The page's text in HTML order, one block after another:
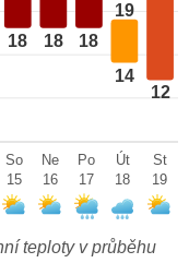
18 18 18
19
14
12
So
15
Ne
16
Po
17
Út
18
St
19
teploty v průběhu